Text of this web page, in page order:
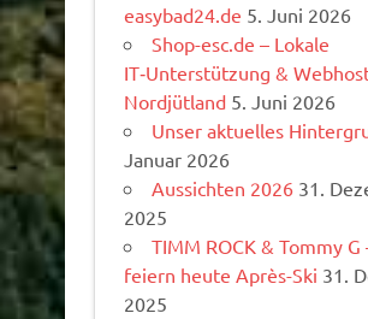
easybad24.de 5. Juni 2026
Shop-esc.de – Lokale
IT‑Unterstützung &
Nordjütland 5. Juni 2026
Unser aktuelles
Januar 2026
Aussichten 2026 31.
2025
TIMM ROCK & Tommy G
feiern heute Après-Ski 31.
2025